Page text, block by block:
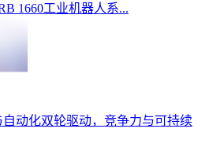
1660工业机器人系...
动化双轮驱动，竞争力与可持续